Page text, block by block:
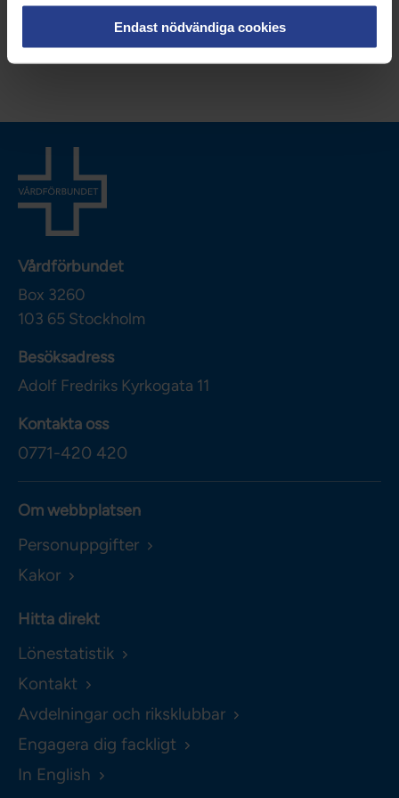
Endast nödvändiga cookies
Nästa
Vårdförbundet
Box 3260
103 65 Stockholm
Besöksadress
Adolf Fredriks Kyrkogata 11
Kontakta oss
0771-420 420
Om webbplatsen
Personuppgifter
Kakor
Hitta direkt
Lönestatistik
Kontakt
Avdelningar och riksklubbar
Engagera dig fackligt
In English